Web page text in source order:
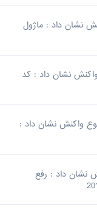
نشان داد : ماژول
نشان داد : کد
واکنش نشان داد :
نشان داد : رفع